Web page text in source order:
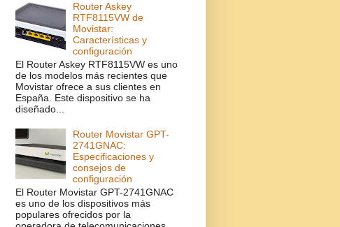
Router Askey
RTF8115VW de
Movistar:
Características y
configuración
El Router Askey RTF8115VW es uno
de los modelos más recientes que
Movistar ofrece a sus clientes en
España. Este dispositivo se ha
diseñado...
Router Movistar GPT-
2741GNAC:
Especificaciones y
consejos de
configuración
El Router Movistar GPT-2741GNAC
es uno de los dispositivos más
populares ofrecidos por la